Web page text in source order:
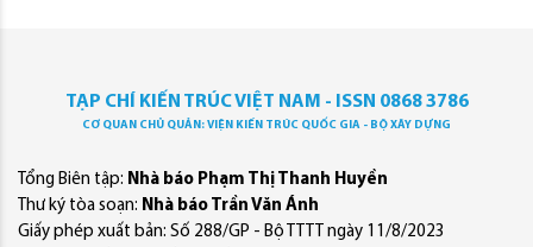
TẠP CHÍ KIẾN TRÚC VIỆT NAM - ISSN 0868 3786
CƠ QUAN CHỦ QUẢN: VIỆN KIẾN TRÚC QUỐC GIA - BỘ XÂY DỰNG
Tổng Biên tập: Nhà báo Phạm Thị Thanh Huyền
Thư ký tòa soạn: Nhà báo Trần Văn Ánh
Giấy phép xuất bản: Số 288/GP - Bộ TTTT ngày 11/8/2023